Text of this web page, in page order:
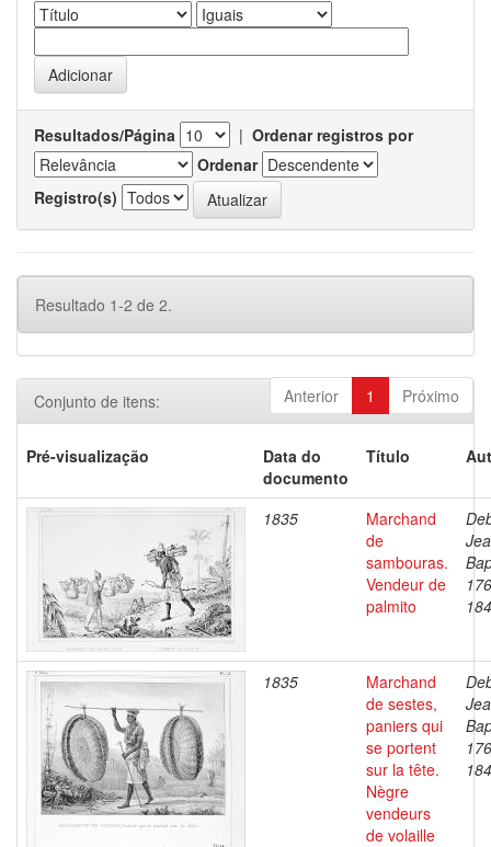
Resultados/Página | Ordenar registros por
Ordenar
Registro(s)
Resultado 1-2 de 2.
Anterior 1 Próximo
Conjunto de itens:
Pré-visualização
Data do
documento
Título
1835
Marchand
de
sambouras.
Vendeur de
palmito
1835
Marchand
de sestes,
paniers qui
se portent
sur la tête.
Nègre
vendeurs
de volaille